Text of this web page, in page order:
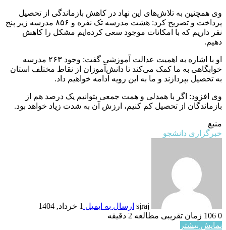
وی همچنین به تلاش‌های این نهاد در کاهش بازماندگی از تحصیل
پرداخت و تصریح کرد: هشت مدرسه تک نفره و ۸۵۶ مدرسه زیر پنج
نفر داریم که با امکانات موجود سعی کرده‌ایم مشکل را کاهش
دهیم.
او با اشاره به اهمیت عدالت آموزشی گفت: وجود ۲۶۳ مدرسه
خوابگاهی به ما کمک می‌کند تا دانش‌آموزان از نقاط مختلف استان
به تحصیل بپردازند و ما به این رویه ادامه خواهیم داد.
وی افزود: اگر با همدلی و همت جمعی بتوانیم یک درصد هم از
بازماندگان از تحصیل کم کنیم، ارزش آن به شدت زیاد خواهد بود.
منبع
خبرگزاری دانشجو
sjraj ارسال به ایمیل 1 خرداد, 1404
0
زمان تقریبی مطالعه 2 دقیقه
نمایش بیشتر